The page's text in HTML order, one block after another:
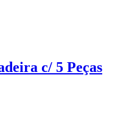
c/ 5 Peças